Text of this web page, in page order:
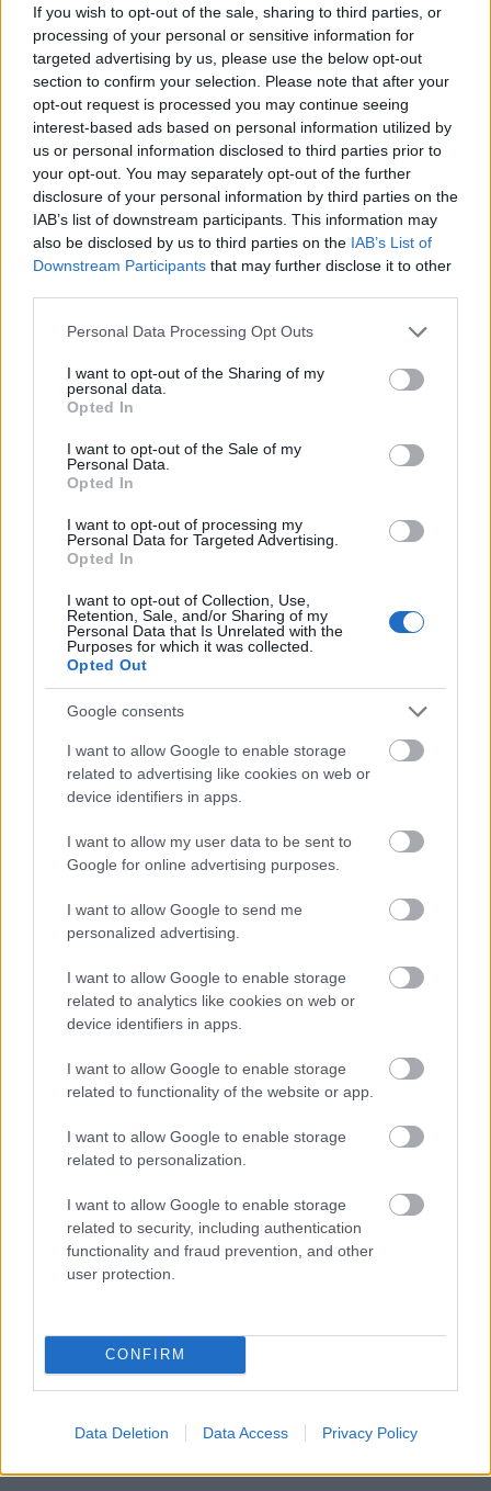
If you wish to opt-out of the sale, sharing to third parties, or
processing of your personal or sensitive information for
targeted advertising by us, please use the below opt-out
section to confirm your selection. Please note that after your
opt-out request is processed you may continue seeing
interest-based ads based on personal information utilized by
us or personal information disclosed to third parties prior to
your opt-out. You may separately opt-out of the further
disclosure of your personal information by third parties on the
IAB’s list of downstream participants. This information may
also be disclosed by us to third parties on the IAB’s List of
Downstream Participants that may further disclose it to other
Please note that this website/app uses one or more Google
not limited to your visit or usage behaviour. You may click to
grant or deny consent to Google and its third-party tags to
use your data for below specified purposes in below Google
consent section.
Personal Data Processing Opt Outs
I want to opt-out of the Sharing of my
personal data.
Opted In
I want to opt-out of the Sale of my
Personal Data.
Opted In
I want to opt-out of processing my
Personal Data for Targeted Advertising.
Opted In
I want to opt-out of Collection, Use,
Retention, Sale, and/or Sharing of my
Personal Data that Is Unrelated with the
Purposes for which it was collected.
Opted Out
Google consents
I want to allow Google to enable storage
related to advertising like cookies on web or
device identifiers in apps.
I want to allow my user data to be sent to
Google for online advertising purposes.
I want to allow Google to send me
personalized advertising.
I want to allow Google to enable storage
related to analytics like cookies on web or
device identifiers in apps.
I want to allow Google to enable storage
related to functionality of the website or app.
I want to allow Google to enable storage
related to personalization.
I want to allow Google to enable storage
related to security, including authentication
functionality and fraud prevention, and other
user protection.
CONFIRM
Data Deletion Data Access Privacy Policy
Belépőjegy a helyszínen váltható.
INFORMÁCIÓK
Kapcsolatérdeklődők, kiállítók számára:
email:chronomeeting(kukac)gmail.comvagy
telefonon: 06-20/99-49-334
A rendezvény címe: Hotel Corinthia (volt Grand
Hotel Royal) - 1073. Budapest, Erzsébet krt. 43-49.
Valletta Díszterem - a szállodán belül útbaigazító
táblák fogják segíteni a látogatókat.
látogatható. Kiállítók számára 8 órától
lehetséges a belépés.
Megközelítés:
A hotel a 4-6-os villamos Király utcai megállójától
80m-re, a 70-78-as trolibusz Király utcai
megállójától 100m-re található.
tudjuk javasolni, illetve a Hotel saját parkolóját
(díjköteles). A Hotel parkolója a Hársfa utcáról
közelíthető meg.